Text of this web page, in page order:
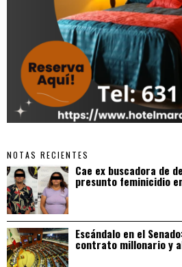
NOTAS RECIENTES
Cae ex buscadora de
presunto feminicidio
Escándalo en el
contrato millonario y